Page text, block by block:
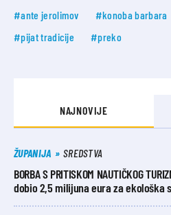
#ante jerolimov #konoba barbara
#pijat tradicije
#preko
NAJNOVIJE
ŽUPANIJA SREDSTVA
BORBA S PRITISKOM NAUTIČKOG
dobio 2,5 milijuna eura za ekološka